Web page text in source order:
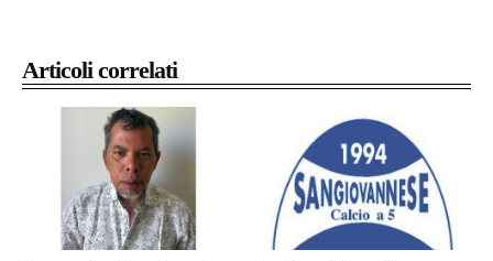
Articoli correlati